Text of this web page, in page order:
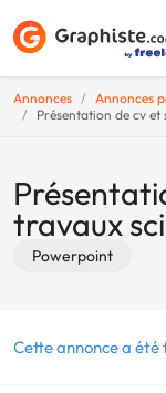
Annonces
Annonces
Présentation de cv
travaux
Powerpoint
Cette annonce a été